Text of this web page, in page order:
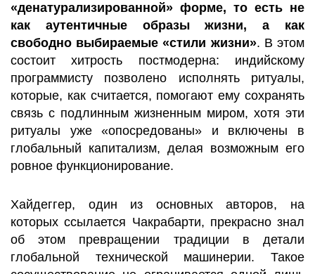
«денатурализированной» форме, то есть не
как аутентичные образы жизни, а как
свободно выбираемые «стили жизни». В этом
состоит хитрость постмодерна: индийскому
программисту позволено исполнять ритуалы,
которые, как считается, помогают ему сохранять
связь с подлинным жизненным миром, хотя эти
ритуалы уже «опосредованы» и включены в
глобальный капитализм, делая возможным его
ровное функционирование.
Хайдеггер, один из основных авторов, на
которых ссылается Чакрабарти, прекрасно знал
об этом превращении традиции в детали
глобальной технической машинерии. Такое